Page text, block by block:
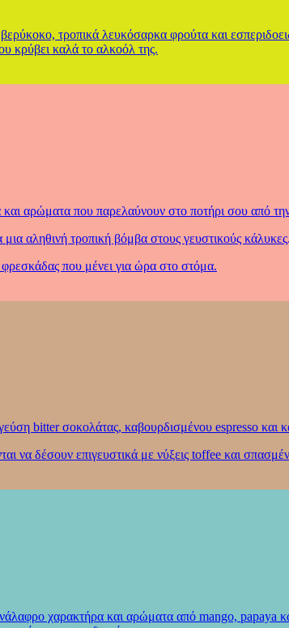
τροπικά λευκόσαρκα φρούτα και
κρύβει καλά το αλκοόλ της.
αρώματα που παρελαύνουν στο ποτήρι σου από
αληθινή τροπική βόμβα στους γευστικούς κάλυκες.
που μένει για ώρα στο στόμα.
bitter σοκολάτας, καβουρδισμένου espresso και
να δέσουν επιγευστικά με νύξεις toffee και
χαρακτήρα και αρώματα από mango, papaya